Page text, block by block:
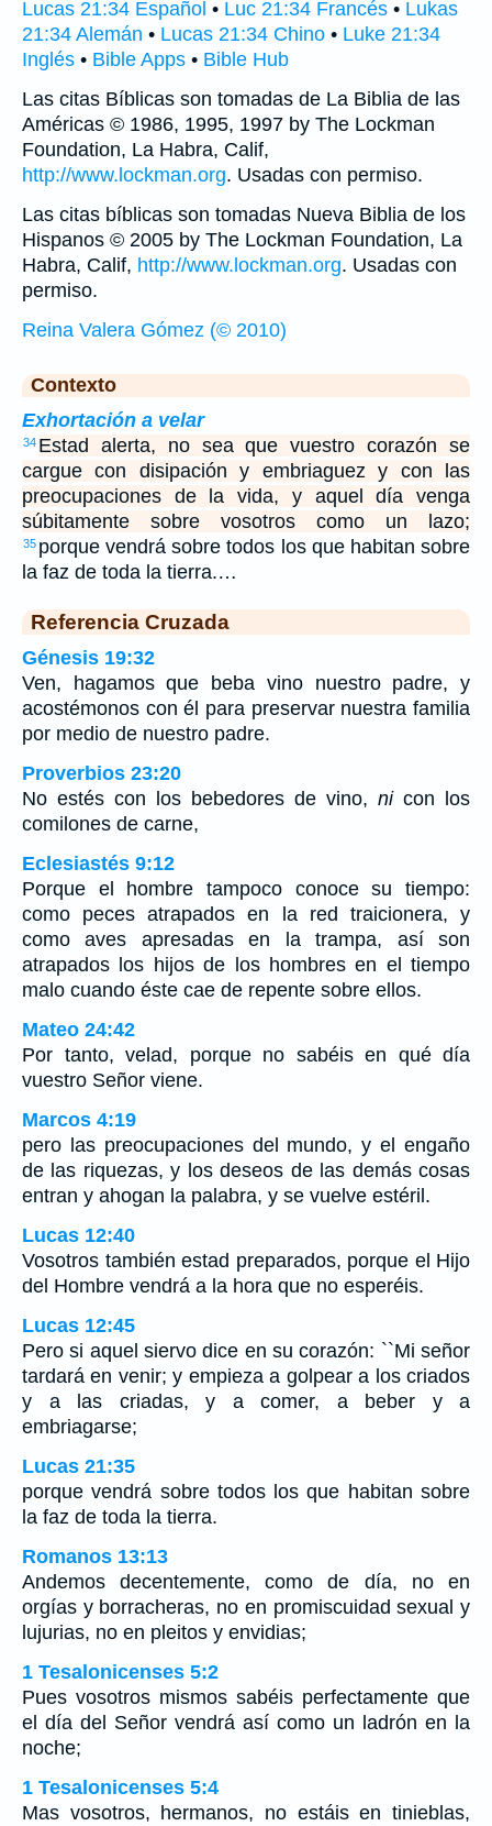
Lucas 21:34 Español • Luc 21:34 Francés • Lukas
21:34 Alemán • Lucas 21:34 Chino • Luke 21:34
Inglés • Bible Apps • Bible Hub
Las citas Bíblicas son tomadas de La Biblia de las
Américas © 1986, 1995, 1997 by The Lockman
Foundation, La Habra, Calif,
http://www.lockman.org. Usadas con permiso.
Las citas bíblicas son tomadas Nueva Biblia de los
Hispanos © 2005 by The Lockman Foundation, La
Habra, Calif, http://www.lockman.org. Usadas con
permiso.
Reina Valera Gómez (© 2010)
Contexto
Exhortación a velar
34 Estad alerta, no sea que vuestro corazón se
cargue con disipación y embriaguez y con las
preocupaciones de la vida, y aquel día venga
súbitamente sobre vosotros como un lazo;
35 porque vendrá sobre todos los que habitan sobre
la faz de toda la tierra.…
Referencia Cruzada
Génesis 19:32
Ven, hagamos que beba vino nuestro padre, y
acostémonos con él para preservar nuestra familia
por medio de nuestro padre.
Proverbios 23:20
No estés con los bebedores de vino, nicon los
comilones de carne,
Eclesiastés 9:12
Porque el hombre tampoco conoce su tiempo:
como peces atrapados en la red traicionera, y
como aves apresadas en la trampa, así son
atrapados los hijos de los hombres en el tiempo
malo cuando éste cae de repente sobre ellos.
Mateo 24:42
Por tanto, velad, porque no sabéis en qué día
vuestro Señor viene.
Marcos 4:19
pero las preocupaciones del mundo, y el engaño
de las riquezas, y los deseos de las demás cosas
entran y ahogan la palabra, y se vuelve estéril.
Lucas 12:40
Vosotros también estad preparados, porque el Hijo
del Hombre vendrá a la hora que no esperéis.
Lucas 12:45
Pero si aquel siervo dice en su corazón: ``Mi señor
tardará en venir; y empieza a golpear a los criados
y a las criadas, y a comer, a beber y a
embriagarse;
Lucas 21:35
porque vendrá sobre todos los que habitan sobre
la faz de toda la tierra.
Romanos 13:13
Andemos decentemente, como de día, no en
orgías y borracheras, no en promiscuidad sexual y
lujurias, no en pleitos y envidias;
1 Tesalonicenses 5:2
Pues vosotros mismos sabéis perfectamente que
el día del Señor vendrá así como un ladrón en la
noche;
1 Tesalonicenses 5:4
Mas vosotros, hermanos, no estáis en tinieblas,